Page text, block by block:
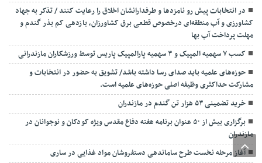
در انتخابات پیش رو نامزدها و طرفدارانشان اخلاق را رعایت کنند / تذکر به جهاد
کشاورزی و آب منطقه‌ای درخصوص قطعی برق کشاورزان، بازدهی کم بذر گندم و
مهلت پرداخت آب بها
کسب ۷ سهمیه المپیک و ۳ سهمیه پارالمپیک پاریس توسط ورزشکاران مازندرانی
حوزه‌های علمیه باید صدای رسا داشته باشد/ تشویق به حضور در انتخابات و
مشارکت حداکثری وظیفه اصلی حوزه‌های علمیه است.
خرید تضمینی ۵۳ هزار تن گندم در مازندران
برگزاری بیش از ۵۰ عنوان برنامه هفته دفاع مقدس ویژه کودکان و نوجوانان در
مازندران
آغاز مرحله نخست طرح ساماندهی دستفروشان مواد غذایی در ساری